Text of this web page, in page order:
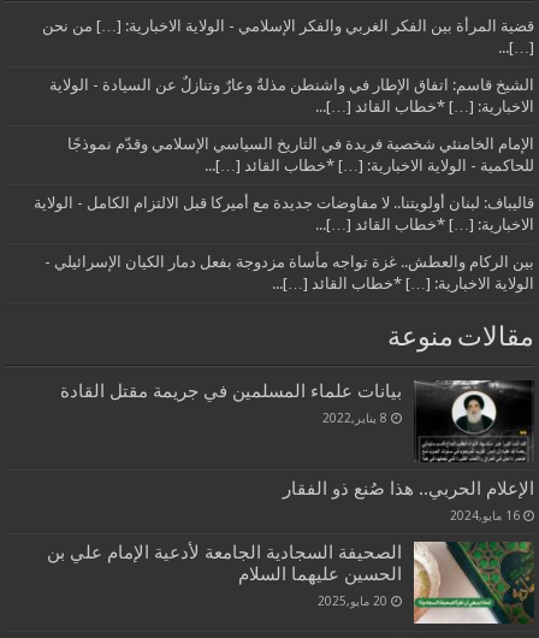
قضية المرأة بين الفكر الغربي والفكر الإسلامي - الولاية الاخبارية: […] من نحن
[…]...
الشيخ قاسم: اتفاق الإطار في واشنطن مذلةٌ وعارٌ وتنازلٌ عن السيادة - الولاية
الاخبارية: […] *خطاب القائد […]...
الإمام الخامنئي شخصية فريدة في التاريخ السياسي الإسلامي وقدّم نموذجًا
للحاكمية - الولاية الاخبارية: […] *خطاب القائد […]...
قاليباف: لبنان أولويتنا.. لا مفاوضات جديدة مع أميركا قبل الالتزام الكامل - الولاية
الاخبارية: […] *خطاب القائد […]...
بين الركام والعطش.. غزة تواجه مأساة مزدوجة بفعل دمار الكيان الإسرائيلي -
الولاية الاخبارية: […] *خطاب القائد […]...
مقالات منوعة
بيانات علماء المسلمين في جريمة مقتل القادة
8 يناير,2022
الإعلام الحربي.. هذا صُنع ذو الفقار
16 مايو,2024
الصحيفة السجادية الجامعة لأدعية الإمام علي بن
الحسين عليهما السلام
20 مايو,2025